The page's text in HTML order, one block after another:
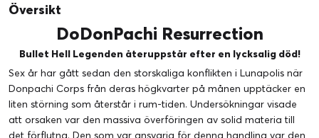
Översikt
DoDonPachi Resurrection
Bullet Hell Legenden återuppstår efter en lycksalig död!
Sex år har gått sedan den storskaliga konflikten i Lunapolis när
Donpachi Corps från deras högkvarter på månen upptäcker en
liten störning som återstår i rum-tiden. Undersökningar visade
att orsaken var den massiva överföringen av solid materia till
det förflutna. Den som var ansvarig för denna handling var den